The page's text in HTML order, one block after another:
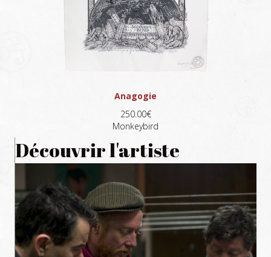
Anagogie
250.00€
Monkeybird
Découvrir l'artiste